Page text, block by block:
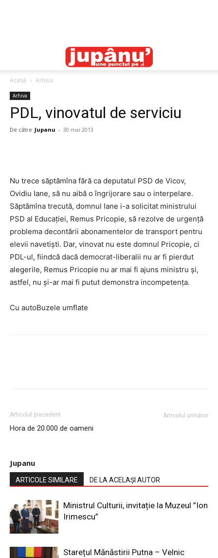
Acasă Arhiva
Arhiva
PDL, vinovatul de serviciu
De către Jupanu - 30 mai 2013
Nu trece săptămîna fără ca deputatul PSD de Vicov,
Ovidiu Iane, să nu aibă o îngrijorare sau o interpelare.
Săptămîna trecută, domnul Iane i-a solicitat ministrului
PSD al Educaţiei, Remus Pricopie, să rezolve de urgenţă
problema decontării abonamentelor de transport pentru
elevii navetişti. Dar, vinovat nu este domnul Pricopie, ci
PDL-ul, fiindcă dacă democrat-liberalii nu ar fi pierdut
alegerile, Remus Pricopie nu ar mai fi ajuns ministru şi,
astfel, nu şi-ar mai fi putut demonstra incompetenţa.
Cu autoBuzele umflate
Articolul precedent
Hora de 20.000 de oameni
Articolul următor
Jupanu
ARTICOLE SIMILARE DE LA ACELAȘI AUTOR
Ministrul Culturii, invitație la Muzeul ”Ion
Irimescu”
Starețul Mănăstirii Putna – Velnic